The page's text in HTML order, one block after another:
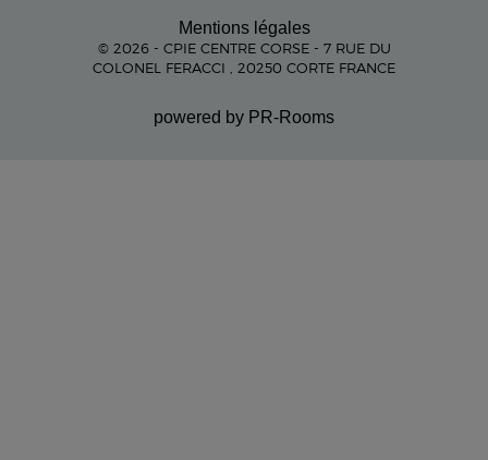
Mentions légales
© 2026 - CPIE CENTRE CORSE - 7 RUE DU
COLONEL FERACCI , 20250 CORTE FRANCE
powered by PR-Rooms